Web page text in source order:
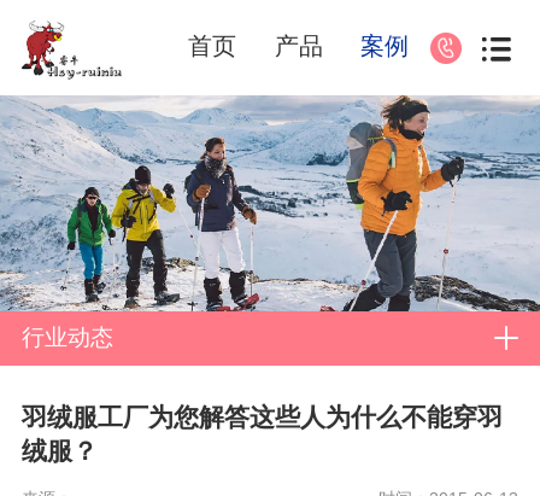
首页 产品 案例
行业动态
羽绒服工厂为您解答这些人为什么不能穿羽
绒服？